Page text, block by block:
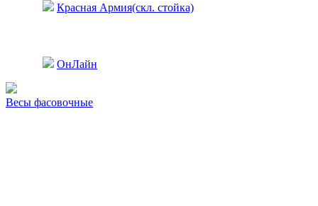
Красная Армия(скл. стойка)
ОнЛайн
Весы фасовочные